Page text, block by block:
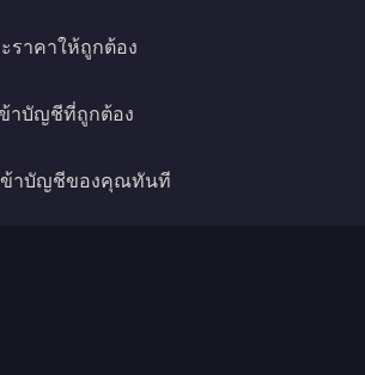
ราคาให้ถูกต้อง
าบัญชีที่ถูกต้อง
ข้าบัญชีของคุณทันที